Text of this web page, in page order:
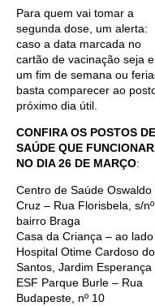
Para quem vai tomar a
segunda dose, um alerta:
caso a data marcada no
cartão de vacinação seja
um fim de semana ou
basta comparecer ao
próximo dia útil.
CONFIRA OS POSTOS DE
SAÚDE QUE
NO DIA 26 DE MARÇO:
Centro de Saúde Oswaldo
Cruz – Rua Florisbela, s/
bairro Braga
Casa da Criança – ao
Hospital Otime Cardoso
Santos, Jardim Esperança
ESF Parque Burle – Rua
Budapeste, nº 10